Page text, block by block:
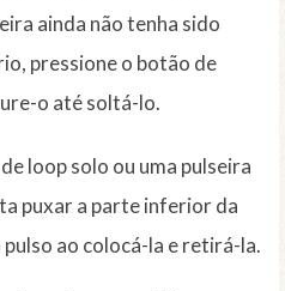
ainda não tenha sido
pressione o botão de
o até soltá-lo.
loop solo ou uma pulseira
puxar a parte inferior da
ao colocá-la e retirá-la.